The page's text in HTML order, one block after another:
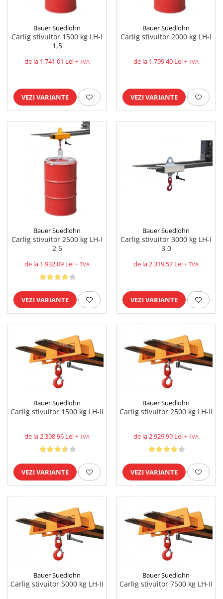
Platforme foarfeca
Translator stivuitor
Prelungitor lame stivuitor CAM
attachments
Atasamente profesionale CAM
Cleste ridicare butoi
Bauer Suedlohn
Carlig stivuitor 1500 kg LH-I
1,5
de la 1.741,01 Lei + TVA
VEZI VARIANTE
Bauer Suedlohn
Carlig stivuitor 2000 kg LH-I
de la 1.799,40 Lei + TVA
VEZI VARIANTE
Bauer Suedlohn
Carlig stivuitor 2500 kg LH-I
2,5
de la 1.932,09 Lei + TVA
VEZI VARIANTE
Bauer Suedlohn
Carlig stivuitor 3000 kg LH-I
3,0
de la 2.319,57 Lei + TVA
VEZI VARIANTE
Bauer Suedlohn
Carlig stivuitor 1500 kg LH-II
de la 2.308,96 Lei + TVA
VEZI VARIANTE
Bauer Suedlohn
Carlig stivuitor 2500 kg LH-II
de la 2.929,99 Lei + TVA
VEZI VARIANTE
Bauer Suedlohn
Carlig stivuitor 5000 kg LH-II
Bauer Suedlohn
Carlig stivuitor 7500 kg LH-II